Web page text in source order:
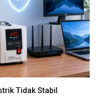
Tidak Stabil